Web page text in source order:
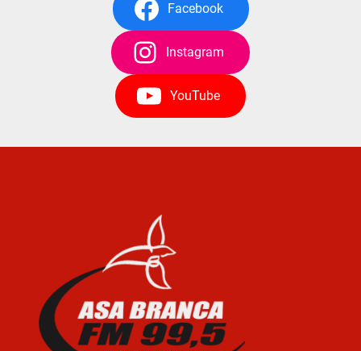
Facebook
Instagram
YouTube